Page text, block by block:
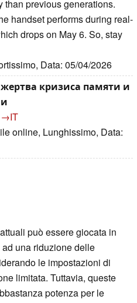
than previous generations.
handset performs during real-
drops on May 6. So, stay
Data: 05/04/2026
жертва кризиса памяти и
online, Lunghissimo, Data:
può essere giocata in
una riduzione delle
le impostazioni di
limitata. Tuttavia, queste
potenza per le